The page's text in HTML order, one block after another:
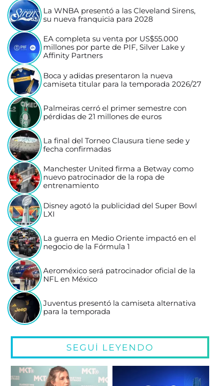
La WNBA presentó a las Cleveland Sirens,
su nueva franquicia para 2028
EA completa su venta por US$55.000
millones por parte de PIF, Silver Lake y
Affinity Partners
Boca y adidas presentaron la nueva
camiseta titular para la temporada 2026/27
Palmeiras cerró el primer semestre con
pérdidas de 21 millones de euros
La final del Torneo Clausura tiene sede y
fecha confirmadas
Manchester United firma a Betway como
nuevo patrocinador de la ropa de
entrenamiento
Disney agotó la publicidad del Super Bowl
LXI
La guerra en Medio Oriente impactó en el
negocio de la Fórmula 1
Aeroméxico será patrocinador oficial de la
NFL en México
Juventus presentó la camiseta alternativa
para la temporada
SEGUÍ LEYENDO